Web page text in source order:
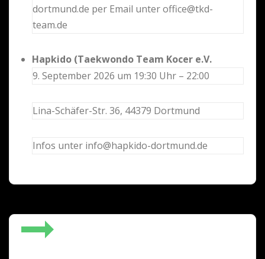
dortmund.de per Email unter office@tkd-
team.de
Hapkido (Taekwondo Team Kocer e.V.
9. September 2026 um 19:30 Uhr – 22:00
Lina-Schäfer-Str. 36, 44379 Dortmund
Infos unter info@hapkido-dortmund.de